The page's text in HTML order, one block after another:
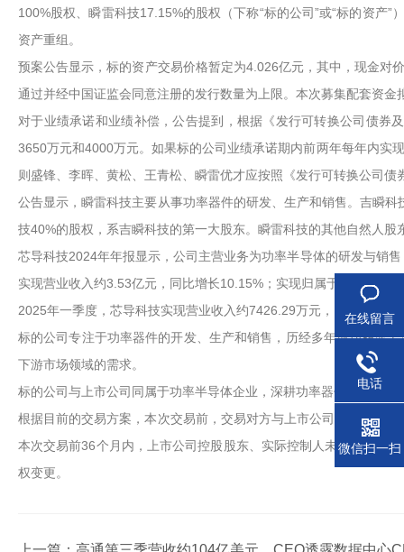
100%股权、瞬雷科技17.15%的股权（下称“标的公司”或“标的资产
资产重组。
预案公告显示，标的资产交易价格暂定为4.026亿元，其中，现金
通过并经中国证监会同意注册的发行数量为上限。本次募集配套资
对于业绩承诺和业绩补偿，公告提到，根据《发行可转换公司债
3650万元和4000万元。如果标的公司业绩承诺期内前两年每年内实
则盛锋、李晖、黄松、王青松、瞬雷优才应按照《发行可转换公司
公告显示，瞬雷科技主要从事功率器件的研发、生产和销售。吉瞬
技40%的股权，系吉瞬科技的第一大股东。瞬雷科技的其他自然人
芯导科技2024年年报显示，公司主营业务为功率半导体的研发与销
实现营业收入约3.53亿元，同比增长10.15%；实现归属于上市公司
2025年一季度，芯导科技实现营业收入约7426.29万元，同比增长
标的公司专注于功率器件的开发、生产和销售，历经多年成功积淀
下游市场领域的需求。
标的公司与上市公司同属于功率半导体企业，深耕功率器件多年，
根据目前的交易方案，本次交易前，交易对方与上市公司之间不存
本次交易前36个月内，上市公司控股股东、实际控制人未发生变更
权变更。
在线留言
电话
微信扫一扫